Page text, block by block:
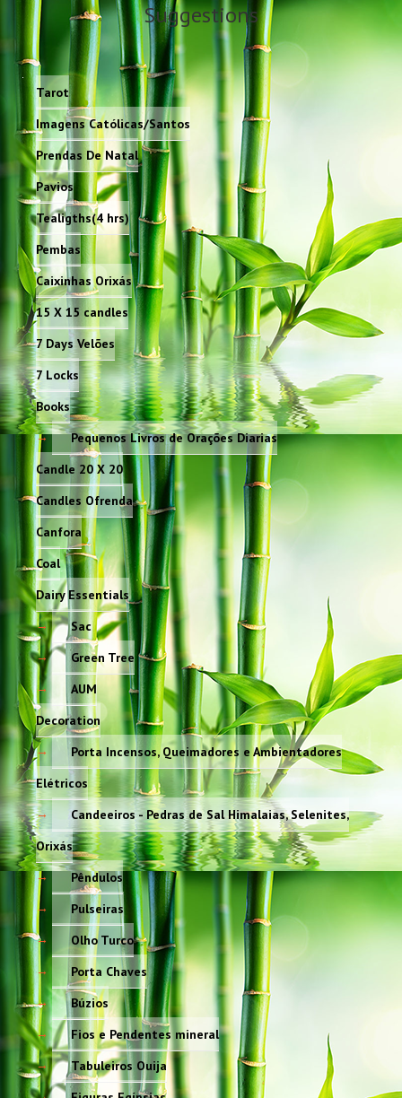
Suggestions
Tarot
Imagens Católicas/Santos
Prendas De Natal
Pavios
Tealigths(4 hrs)
Pembas
Caixinhas Orixás
15 X 15 candles
7 Days Velões
7 Locks
Books
Pequenos Livros de Orações Diarias
Candle 20 X 20
Candles Ofrenda
Canfora
Coal
Dairy Essentials
Sac
Green Tree
AUM
Decoration
Porta Incensos, Queimadores e Ambientadores
Elétricos
Candeeiros - Pedras de Sal Himalaias, Selenites,
Orixás
Pêndulos
Pulseiras
Olho Turco
Porta Chaves
Búzios
Fios e Pendentes mineral
Tabuleiros Ouija